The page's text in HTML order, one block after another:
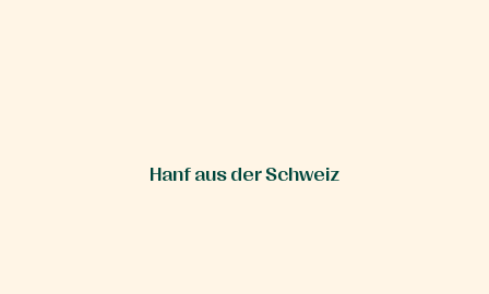
Hanf aus der Schweiz